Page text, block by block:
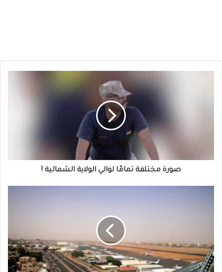
صورة مختلفة تمامًا لوالي الولاية الشمالية !
التفاصيل
الكاملة